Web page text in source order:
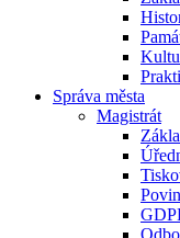
Správa města
Magistrát